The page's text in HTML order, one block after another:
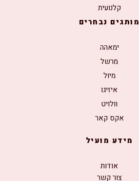
קלנועית
מותגים נבחרים
ימאהה
מרשל
מיול
איזיגו
וולויט
אקס קאר
מידע מועיל
אודות
צור קשר